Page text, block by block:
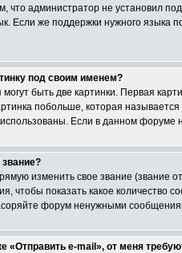
что администратор не установил
Если же поддержки нужного языка
под своим именем?
быть две картинки. Первая
побольше, которая
Если в данном
звание?
изменить свое звание (звание
чтобы показать какое
форум ненужными
«Отправить e-mail», от меня